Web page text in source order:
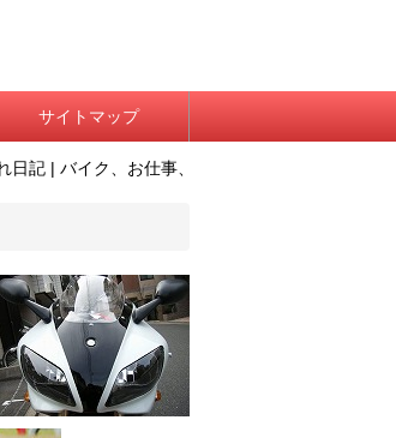
サイトマップ
イク、お仕事、日常生活について、そこはかと